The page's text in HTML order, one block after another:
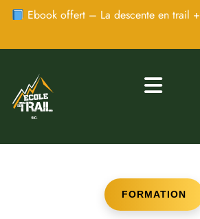
Ebook offert – La descente en trail +
FORMATION